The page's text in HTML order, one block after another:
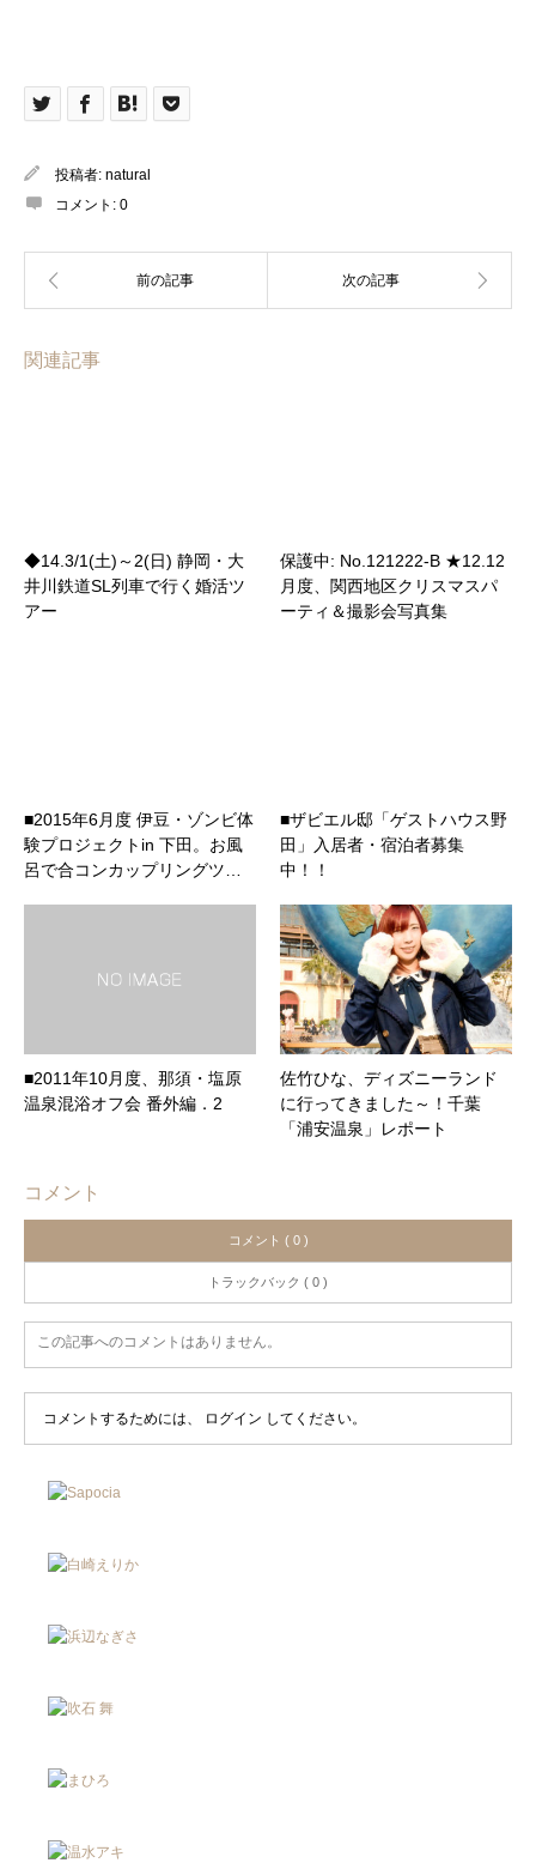
投稿者: natural
コメント: 0
関連記事
◆14.3/1(土)～2(日) 静岡・大
井川鉄道SL列車で行く婚活ツ
アー
保護中: No.121222-B ★12.12
月度、関西地区クリスマスパ
ーティ＆撮影会写真集
■2015年6月度 伊豆・ゾンビ体
験プロジェクトin 下田。お風
呂で合コンカップリングツ…
■ザビエル邸「ゲストハウス野
田」入居者・宿泊者募集
中！！
■2011年10月度、那須・塩原
温泉混浴オフ会 番外編．2
佐竹ひな、ディズニーランド
に行ってきました～！千葉
「浦安温泉」レポート
コメント
コメント ( 0 )
トラックバック ( 0 )
この記事へのコメントはありません。
コメントするためには、 ログイン してください。